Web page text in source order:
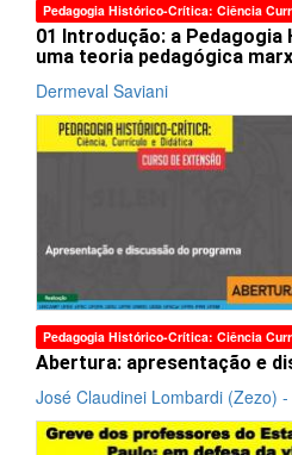
Pedagogia Histórico-Crítica: Ciência
01 Introdução: a
uma teoria pedagógica
Dermeval Saviani
Pedagogia Histórico-Crítica: Ciência
Abertura: apresentação e
José Claudinei Lombardi (Zezo)